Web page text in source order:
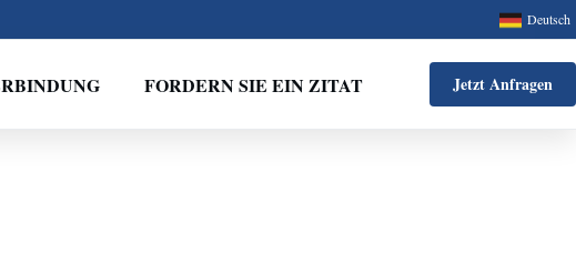
Deutsch
FORDERN SIE EIN ZITAT Jetzt Anfragen